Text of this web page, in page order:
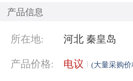
产品信息
所在地: 河北 秦皇岛
产品价格: 电议 (大量采购